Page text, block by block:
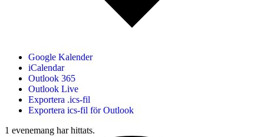
Google Kalender
iCalendar
Outlook 365
Outlook Live
Exportera .ics-fil
Exportera ics-fil för Outlook
1 evenemang har hittats.